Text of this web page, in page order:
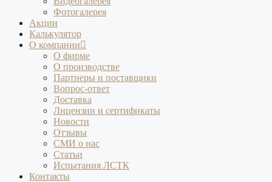
Фотогалерея
Акции
Калькулятор
О компании
О фирме
О производстве
Партнеры и поставщики
Вопрос-ответ
Доставка
Лицензии и сертификаты
Новости
Отзывы
СМИ о нас
Статьи
Испытания ЛСТК
Контакты